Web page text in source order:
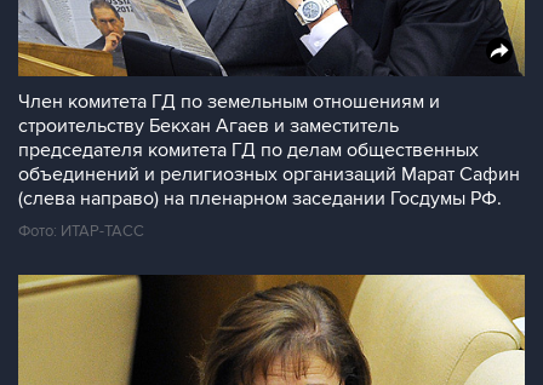
Член комитета ГД по земельным отношениям и
строительству Бекхан Агаев и заместитель
председателя комитета ГД по делам общественных
объединений и религиозных организаций Марат Сафин
(слева направо) на пленарном заседании Госдумы РФ.
Фото: ИТАР-ТАСС